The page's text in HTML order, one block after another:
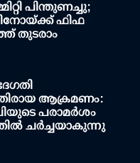
പിന്തുണച്ചു;
ഫിഫ
തുടരാം
ആക്രമണം:
പരാമർശം
ചർച്ചയാകുന്നു